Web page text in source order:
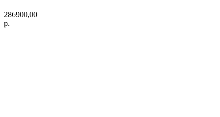
286900,00
р.